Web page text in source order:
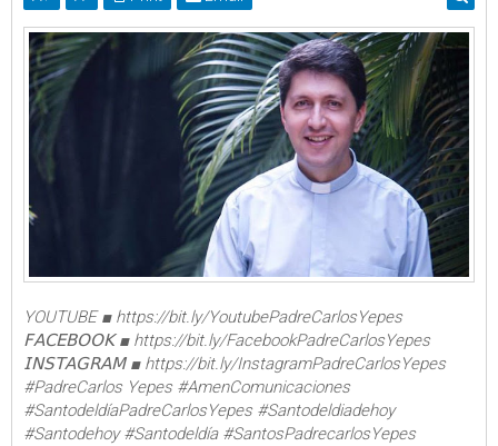
YOUTUBE ■ https://bit.ly/YoutubePadreCarlosYepes
𝖥𝖠𝖢𝖤𝖡𝖮𝖮𝖪 ■ https://bit.ly/FacebookPadreCarlosYepes
𝖨𝖭𝖲𝖳𝖠𝖦𝖱𝖠𝖬 ■ https://bit.ly/InstagramPadreCarlosYepes
#PadreCarlos Yepes #AmenComunicaciones
#SantodeldíaPadreCarlosYepes #Santodeldiadehoy
#Santodehoy #Santodeldía #SantosPadrecarlosYepes